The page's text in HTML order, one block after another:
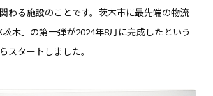
わる施設のことです。茨木市に最先端の物流
茨木」の第一弾が2024年8月に完成したという
スタートしました。